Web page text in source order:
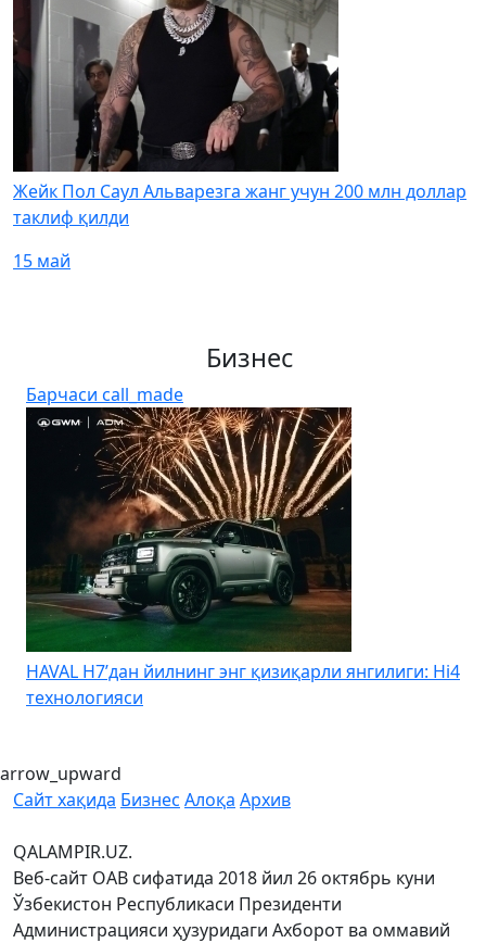
Жейк Пол Саул Альварезга жанг учун 200 млн доллар
таклиф қилди
15 май
Бизнес
Барчаси call_made
HAVAL H7’дан йилнинг энг қизиқарли янгилиги: Hi4
технологияси
arrow_upward
Сайт хақида Бизнес Алоқа Архив
QALAMPIR.UZ.
Веб-сайт ОАВ сифатида 2018 йил 26 октябрь куни
Ўзбекистон Республикаси Президенти
Администрацияси ҳузуридаги Ахборот ва оммавий